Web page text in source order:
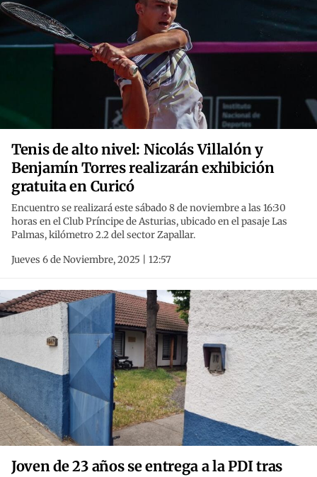
Tenis de alto nivel: Nicolás Villalón y
Benjamín Torres realizarán exhibición
gratuita en Curicó
Encuentro se realizará este sábado 8 de noviembre a las 16:30
horas en el Club Príncipe de Asturias, ubicado en el pasaje Las
Palmas, kilómetro 2.2 del sector Zapallar.
Jueves 6 de Noviembre, 2025 | 12:57
Joven de 23 años se entrega a la PDI tras